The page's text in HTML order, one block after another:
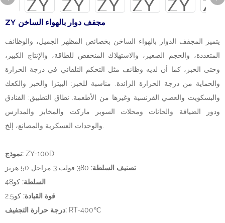
ZY مجفف دوار بالهواء الساخن
يتميز المجفف الدوار بالهواء الساخن بخصائص المظهر الجميل، والوظائف
المتعددة، والحجم الصغير، والاستهلاك المنخفض للطاقة، والإنتاج الكبير،
وحتى الخبز، كما أن لديه وظائف مثل التحكم التلقائي في درجة الحرارة
والحماية من درجة الحرارة الزائدة. مناسبة للخبز: البيتزا والخبز والكعك
والبسكويت والعصي الفرنسية وغيرها من الأطعمة. نطاق التطبيق: الفنادق
ودور الضيافة والحانات ومحلات السوبر ماركت والمخابز والمدارس
نموذج: ZY-100D
تصنيف السلطة: 380 فولت 3 مراحل 50 هرتز
السلطة: كو48
قوة القيادة: كو2.5
درجة حرارة التجفيف: RT-400℃